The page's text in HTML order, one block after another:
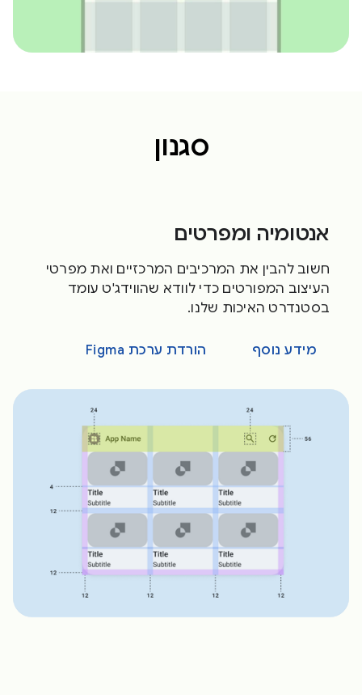
סגנון
אנטומיה ומפרטים
חשוב להבין את המרכיבים המרכזיים ואת מפרטי
העיצוב המפורטים כדי לוודא שהווידג'ט עומד
בסטנדרט האיכות שלנו.
מידע נוסף הורדת ערכת Figma